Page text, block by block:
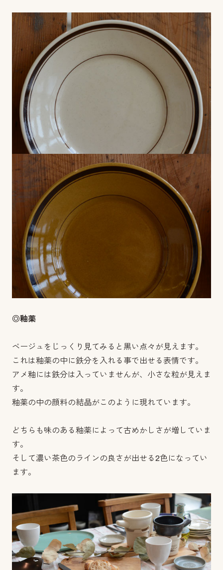
◎釉薬
ベージュをじっくり見てみると黒い点々が見えます。
これは釉薬の中に鉄分を入れる事で出せる表情です。
アメ釉には鉄分は入っていませんが、小さな粒が見えま
す。
釉薬の中の顔料の結晶がこのように現れています。
どちらも味のある釉薬によって古めかしさが増していま
す。
そして濃い茶色のラインの良さが出せる2色になってい
ます。